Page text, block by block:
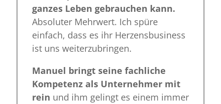
ganzes Leben gebrauchen kann.
Absoluter Mehrwert. Ich spüre
einfach, dass es ihr Herzensbusiness
ist uns weiterzubringen.
Manuel bringt seine fachliche
Kompetenz als Unternehmer mit
rein und ihm gelingt es einem immer